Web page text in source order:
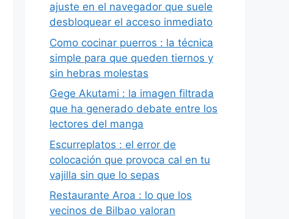
ajuste en el navegador que suele
desbloquear el acceso inmediato
Como cocinar puerros : la técnica
simple para que queden tiernos y
sin hebras molestas
Gege Akutami : la imagen filtrada
que ha generado debate entre los
lectores del manga
Escurreplatos : el error de
colocación que provoca cal en tu
vajilla sin que lo sepas
Restaurante Aroa : lo que los
vecinos de Bilbao valoran